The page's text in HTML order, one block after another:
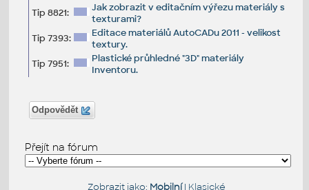
Tip 8821:
Jak zobrazit v editačním výřezu materiály s
texturami?
Tip 7393:
Editace materiálů AutoCADu 2011 - velikost
textury.
Tip 7951:
Plastické průhledné "3D" materiály
Inventoru.
Odpovědět
Přejít na fórum
Zobrazit jako: Mobilní| Klasické